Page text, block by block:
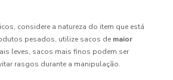
considere a natureza do item que está
pesados, utilize sacos de maior
leves, sacos mais finos podem ser
rasgos durante a manipulação.